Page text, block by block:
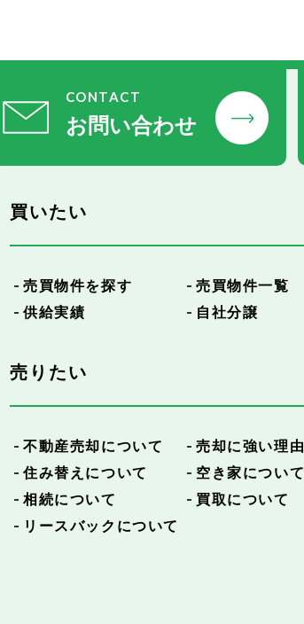
CONTACT
お問い合わせ
買いたい
売買物件を探す
売買物件一覧
供給実績
自社分譲
売りたい
不動産売却について
売却に強い理由
住み替えについて
空き家について
相続について
買取について
リースバックについて